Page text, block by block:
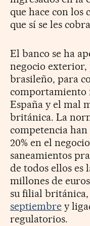
que hace con los
que sí se les
El banco se ha
negocio
brasileño, para
comportamiento
España y el mal
británica. La
competencia
20% en el
saneamientos
de todos ellos es
millones de
su filial británica,
septiembrey
regulatorios.